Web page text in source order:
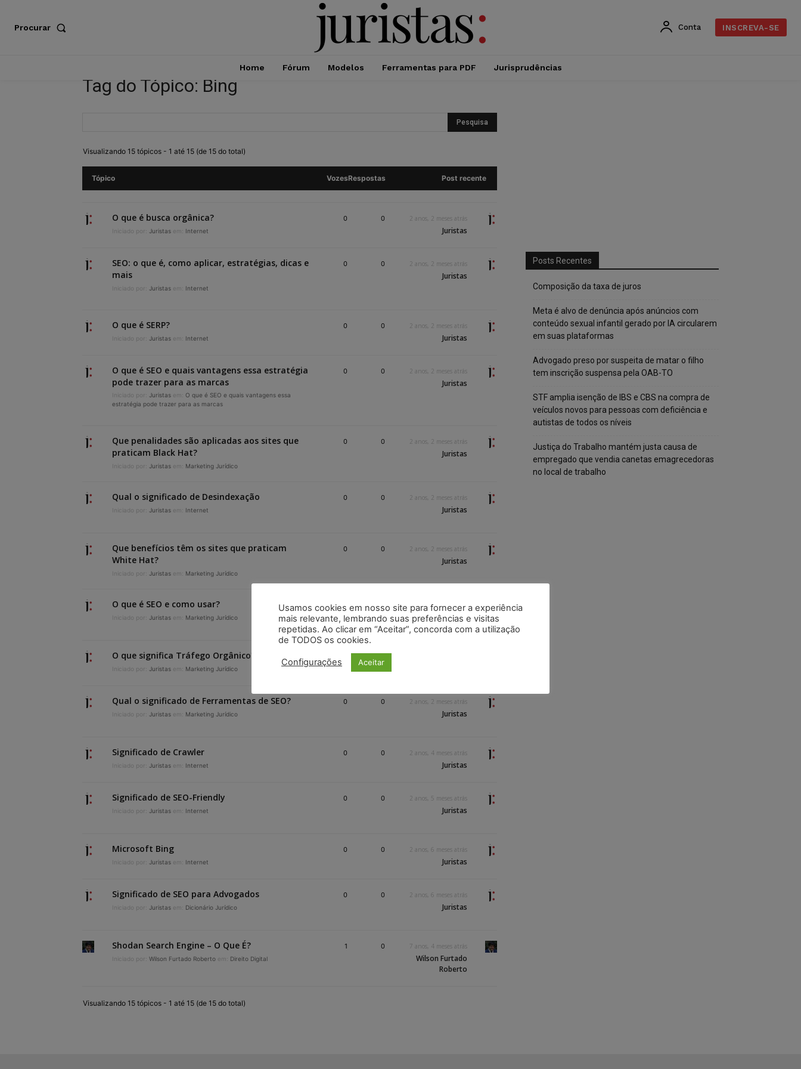
Procurar Conta INSCREVA-SE
Home Fórum Modelos Ferramentas para PDF Jurisprudências
Tag do Tópico: Bing
Visualizando 15 tópicos - 1 até 15 (de 15 do total)
Tópico VozesRespostas Post recente
O que é busca orgânica?
Iniciado por: Juristas em: Internet
0 0 2 anos, 2 meses atrás
Juristas
SEO: o que é, como aplicar, estratégias, dicas e
mais
Iniciado por: Juristas em: Internet
0 0 2 anos, 2 meses atrás
Juristas
O que é SERP?
Iniciado por: Juristas em: Internet
0 0 2 anos, 2 meses atrás
Juristas
O que é SEO e quais vantagens essa estratégia
pode trazer para as marcas
Iniciado por: Juristas em: O que é SEO e quais vantagens essa
estratégia pode trazer para as marcas
0 0 2 anos, 2 meses atrás
Juristas
Que penalidades são aplicadas aos sites que
praticam Black Hat?
Iniciado por: Juristas em: Marketing Jurídico
0 0 2 anos, 2 meses atrás
Juristas
Qual o significado de Desindexação
Iniciado por: Juristas em: Internet
0 0 2 anos, 2 meses atrás
Juristas
Que benefícios têm os sites que praticam
White Hat?
Iniciado por: Juristas em: Marketing Jurídico
0 0 2 anos, 2 meses atrás
Juristas
O que é SEO e como usar?
Iniciado por: Juristas em: Marketing Jurídico
0 0 2 anos, 2 meses atrás
Juristas
O que significa Tráfego Orgânico?
Iniciado por: Juristas em: Marketing Jurídico
Qual o significado de Ferramentas de SEO?
Iniciado por: Juristas em: Marketing Jurídico
0 0 2 anos, 2 meses atrás
Juristas
Significado de Crawler
Iniciado por: Juristas em: Internet
0 0 2 anos, 4 meses atrás
Juristas
Significado de SEO-Friendly
Iniciado por: Juristas em: Internet
0 0 2 anos, 5 meses atrás
Juristas
Microsoft Bing
Iniciado por: Juristas em: Internet
0 0 2 anos, 6 meses atrás
Juristas
Significado de SEO para Advogados
Iniciado por: Juristas em: Dicionário Jurídico
0 0 2 anos, 6 meses atrás
Juristas
Shodan Search Engine – O Que É?
Iniciado por: Wilson Furtado Roberto em: Direito Digital
1 0 7 anos, 4 meses atrás
Wilson Furtado
Roberto
Visualizando 15 tópicos - 1 até 15 (de 15 do total)
Posts Recentes
Composição da taxa de juros
Meta é alvo de denúncia após anúncios com
conteúdo sexual infantil gerado por IA circularem
em suas plataformas
Advogado preso por suspeita de matar o filho
tem inscrição suspensa pela OAB-TO
STF amplia isenção de IBS e CBS na compra de
veículos novos para pessoas com deficiência e
autistas de todos os níveis
Justiça do Trabalho mantém justa causa de
empregado que vendia canetas emagrecedoras
no local de trabalho
Usamos cookies em nosso site para fornecer a experiência
mais relevante, lembrando suas preferências e visitas
repetidas. Ao clicar em “Aceitar”, concorda com a utilização
de TODOS os cookies.
Configurações Aceitar